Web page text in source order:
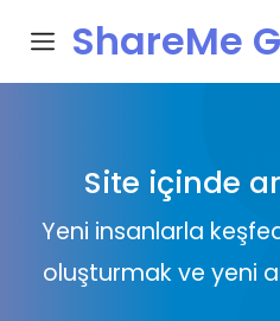
ShareMe
Site içinde
Yeni insanlarla
oluşturmak ve yeni